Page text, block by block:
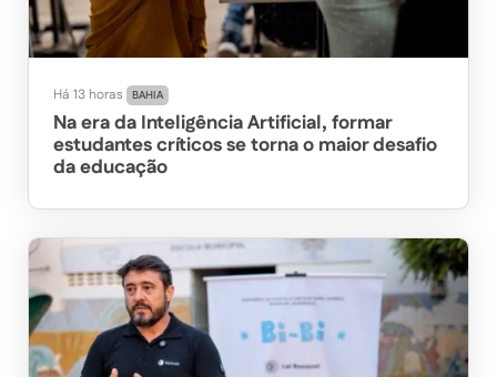
Há 13 horas BAHIA
Na era da Inteligência Artificial, formar
estudantes críticos se torna o maior desafio
da educação